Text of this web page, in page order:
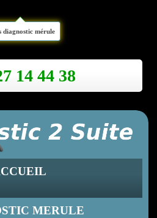
diagnostic mérule
14 44 38
MERULE